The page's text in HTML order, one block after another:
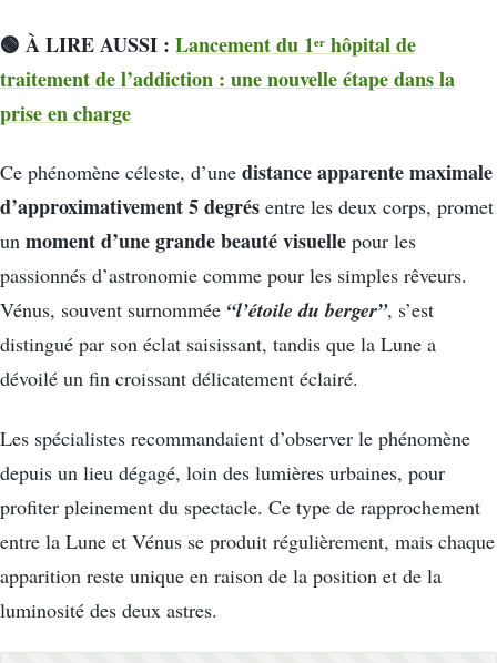
🟢 À LIRE AUSSI : Lancement du 1ᵉʳ hôpital de
traitement de l’addiction : une nouvelle étape dans la
prise en charge
Ce phénomène céleste, d’une distance apparente maximale
d’approximativement 5 degrés entre les deux corps, promet
un moment d’une grande beauté visuelle pour les
passionnés d’astronomie comme pour les simples rêveurs.
Vénus, souvent surnommée “l’étoile du berger”, s’est
distingué par son éclat saisissant, tandis que la Lune a
dévoilé un fin croissant délicatement éclairé.
Les spécialistes recommandaient d’observer le phénomène
depuis un lieu dégagé, loin des lumières urbaines, pour
profiter pleinement du spectacle. Ce type de rapprochement
entre la Lune et Vénus se produit régulièrement, mais chaque
apparition reste unique en raison de la position et de la
luminosité des deux astres.